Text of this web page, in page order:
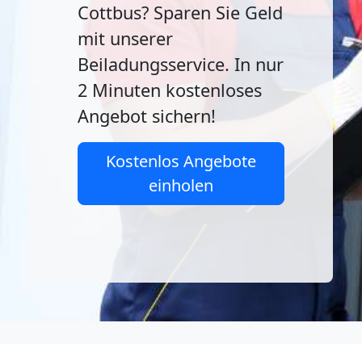
Cottbus? Sparen Sie Geld
mit unserer
Beiladungsservice. In nur
2 Minuten kostenloses
Angebot sichern!
Kostenlos Angebote
einholen